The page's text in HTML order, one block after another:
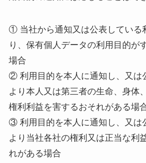
① 当社から通知又は公表している
り、保有個人データの利用目的が
場合
② 利用目的を本人に通知し、又は
より本人又は第三者の生命、身体
権利利益を害するおそれがある場
③ 利用目的を本人に通知し、又は
より当社各社の権利又は正当な利
れがある場合